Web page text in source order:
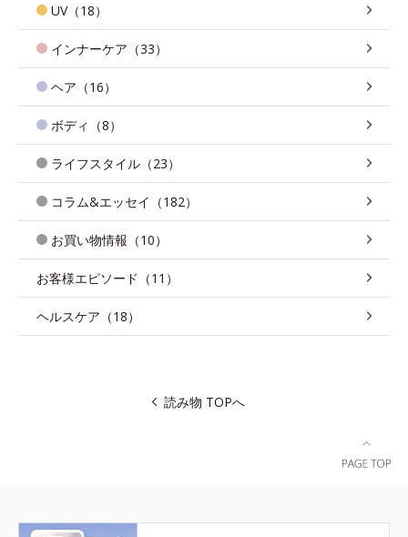
UV（18）
インナーケア（33）
ヘア（16）
ボディ（8）
ライフスタイル（23）
コラム&エッセイ（182）
お買い物情報（10）
お客様エピソード（11）
ヘルスケア（18）
読み物 TOPへ